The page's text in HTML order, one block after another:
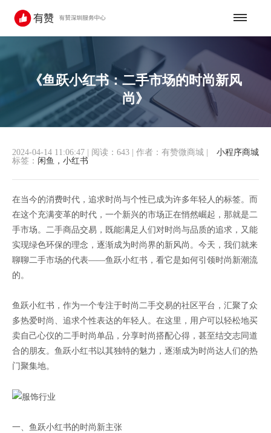
《鱼跃小红书：二手市场的时尚新风
尚》
小程序商城
2024-04-14 11:06:47 阅读：643 作者：有赞微商城
标签： 闲鱼，小红书
在当今的消费时代，追求时尚与个性已成为许多年轻人的标签。而
在这个充满变革的时代，一个新兴的市场正在悄然崛起，那就是二
手市场。二手商品交易，既能满足人们对时尚与品质的追求，又能
实现绿色环保的理念，逐渐成为时尚界的新风尚。今天，我们就来
聊聊二手市场的代表——鱼跃小红书，看它是如何引领时尚新潮流
的。
鱼跃小红书，作为一个专注于时尚二手交易的社区平台，汇聚了众
多热爱时尚、追求个性表达的年轻人。在这里，用户可以轻松地买
卖自己心仪的二手时尚单品，分享时尚搭配心得，甚至结交志同道
合的朋友。鱼跃小红书以其独特的魅力，逐渐成为时尚达人们的热
门聚集地。
一、鱼跃小红书的时尚新主张